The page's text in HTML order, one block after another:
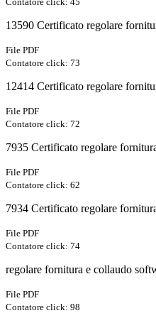
13590 Certificato regolare
File PDF
Contatore click: 73
12414 Certificato regolare
File PDF
Contatore click: 72
7935 Certificato regolare
File PDF
Contatore click: 62
7934 Certificato regolare
File PDF
Contatore click: 74
regolare fornitura e collaudo
File PDF
Contatore click: 98